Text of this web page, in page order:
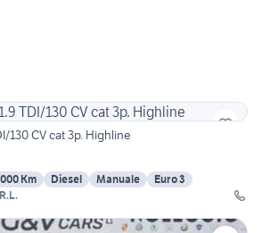
130 CV cat 3p. Highline
Km Diesel Manuale
Euro 3